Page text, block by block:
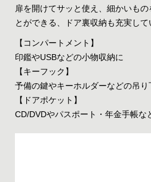
扉を開けてサッと使え、細かいも
とができる、ドア裏収納も充実して
【コンパートメント】
印鑑やUSBなどの小物収納に
【キーフック】
予備の鍵やキーホルダーなどの吊り
【ドアポケット】
CD/DVDやパスポート・年金手帳な